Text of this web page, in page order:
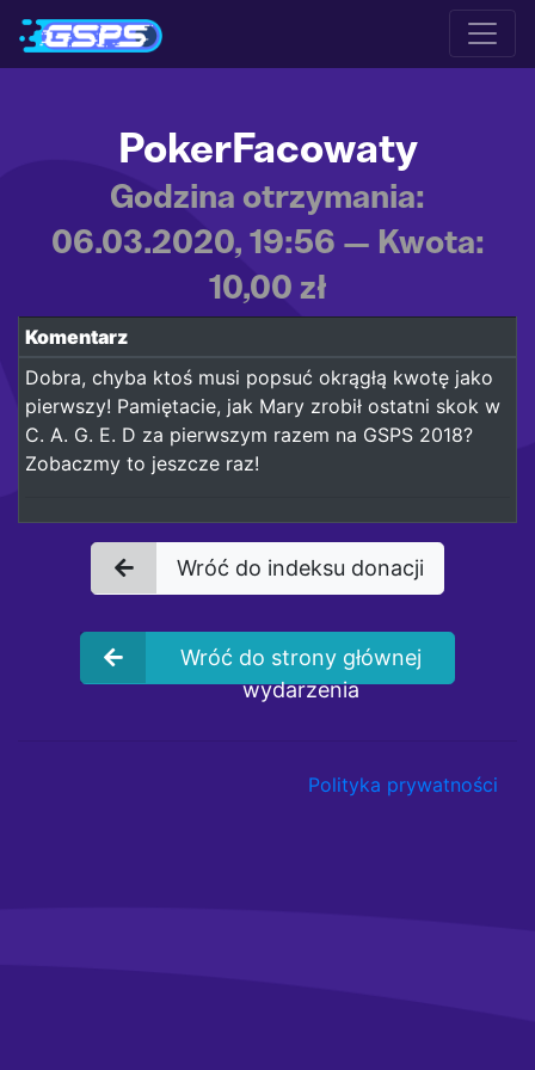
PokerFacowaty
Godzina otrzymania:
06.03.2020, 19:56 — Kwota:
10,00 zł
Komentarz
Dobra, chyba ktoś musi popsuć okrągłą kwotę jako
pierwszy! Pamiętacie, jak Mary zrobił ostatni skok w
C. A. G. E. D za pierwszym razem na GSPS 2018?
Zobaczmy to jeszcze raz!
Wróć do indeksu donacji
Wróć do strony głównej
wydarzenia
Polityka prywatności